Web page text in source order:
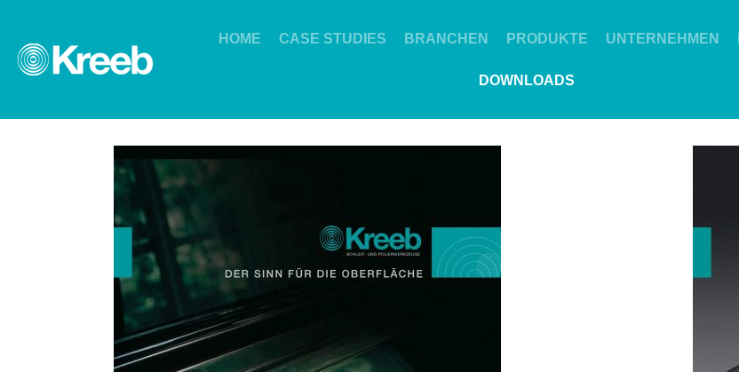
HOME CASE STUDIES BRANCHEN PRODUKTE UNTERNEHMEN
DOWNLOADS